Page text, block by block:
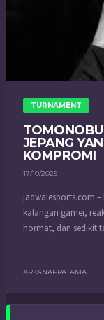
TURNAMENT
JEPANG
KOMPROMI
17/10/2025
jadwalesports.com
kalangan gamer,
hormat, dan sedikit
ARKANAPRATAMA